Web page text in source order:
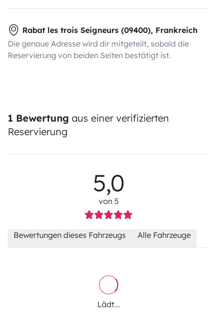
Rabat les trois Seigneurs (09400), Frankreich
Die genaue Adresse wird dir mitgeteilt, sobald die
Reservierung von beiden Seiten bestätigt ist.
1 Bewertung aus einer verifizierten
Reservierung
5,0
von 5
Bewertungen dieses Fahrzeugs Alle Fahrzeuge
Lädt...